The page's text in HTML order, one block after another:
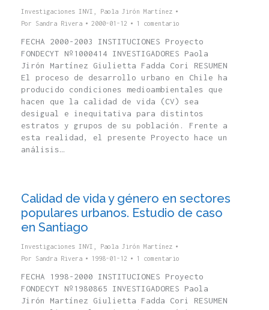
Investigaciones INVI
Paola Jirón Martínez
Por Sandra Rivera 2000-01-12 1 comentario
FECHA 2000-2003 INSTITUCIONES Proyecto
FONDECYT Nº1000414 INVESTIGADORES Paola
Jirón Martínez Giulietta Fadda Cori RESUMEN
El proceso de desarrollo urbano en Chile ha
producido condiciones medioambientales que
hacen que la calidad de vida (CV) sea
desigual e inequitativa para distintos
estratos y grupos de su población. Frente a
esta realidad, el presente Proyecto hace un
análisis…
Calidad de vida y género en sectores
populares urbanos. Estudio de caso
en Santiago
Investigaciones INVI
Paola Jirón Martínez
Por Sandra Rivera 1998-01-12 1 comentario
FECHA 1998-2000 INSTITUCIONES Proyecto
FONDECYT Nº1980865 INVESTIGADORES Paola
Jirón Martínez Giulietta Fadda Cori RESUMEN